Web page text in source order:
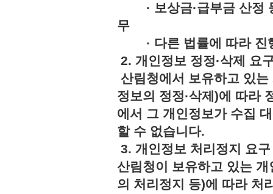
· 보상금·급부금 산정
무
· 다른 법률에 따라 진
2. 개인정보 정정·삭제 요
산림청에서 보유하고 있
정보의 정정·삭제)에 따라
에서 그 개인정보가 수집
할 수 없습니다.
3. 개인정보 처리정지 요구
산림청이 보유하고 있는
의 처리정지 등)에 따라 처